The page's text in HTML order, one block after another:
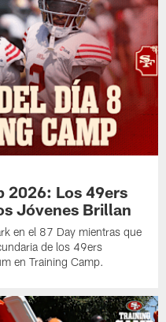
2026: Los 49ers
Jóvenes Brillan
en el 87 Day mientras que
de los 49ers
en Training Camp.